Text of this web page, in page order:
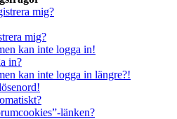
mig?
mig?
kan inte logga in!
in?
kan inte logga in längre?!
länken?